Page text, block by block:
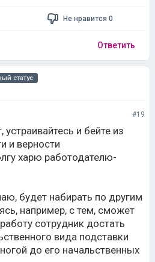
Не нравится 0
Ответить
статус
#19
устраивайтесь и бейте из
и верности
харю работодателю-
будет набирать по другим
например, с тем, сможет
сотрудник достать
вида подставки
до его начальственных